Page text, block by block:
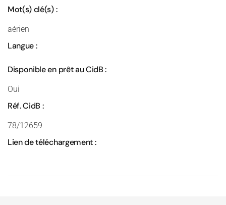
Mot(s) clé(s) :
aérien
Langue :
Disponible en prêt au CidB :
Oui
Réf. CidB :
78/12659
Lien de téléchargement :